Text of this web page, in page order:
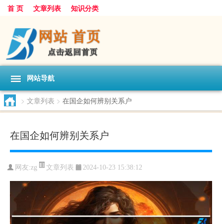
首 页 文章列表 知识分类
网站导航
> 文章列表 > 在国企如何辨别关系户
在国企如何辨别关系户
网友:zg 文章列表 2024-10-23 15:38:12